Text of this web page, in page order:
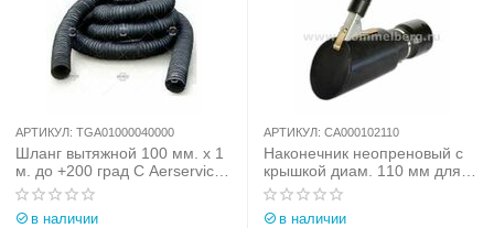
АРТИКУЛ: TGA01000040000
Шланг вытяжной 100 мм. х 1
м. до +200 град С Aerservice
(Италия) арт.
TGA01000040000
в наличии
АРТИКУЛ: CA000102110
Наконечник неопреновый с
крышкой диам. 110 мм для
шланга 100 мм
в наличии